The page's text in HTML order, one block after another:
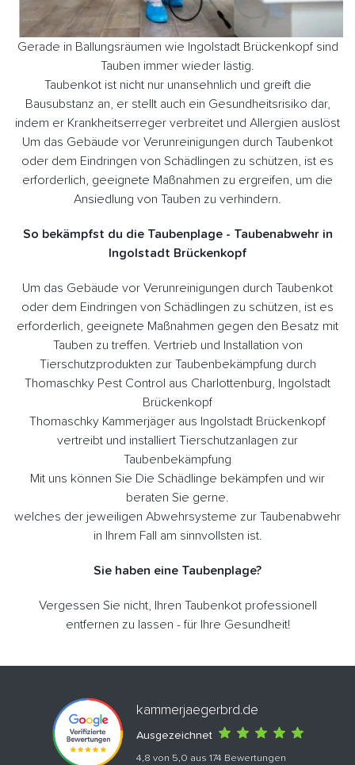
Gerade in Ballungsräumen wie Ingolstadt Brückenkopf sind
Tauben immer wieder lästig.
Taubenkot ist nicht nur unansehnlich und greift die
Bausubstanz an, er stellt auch ein Gesundheitsrisiko dar,
indem er Krankheitserreger verbreitet und Allergien auslöst
Um das Gebäude vor Verunreinigungen durch Taubenkot
oder dem Eindringen von Schädlingen zu schützen, ist es
erforderlich, geeignete Maßnahmen zu ergreifen, um die
Ansiedlung von Tauben zu verhindern.
So bekämpfst du die Taubenplage - Taubenabwehr in
Ingolstadt Brückenkopf
Um das Gebäude vor Verunreinigungen durch Taubenkot
oder dem Eindringen von Schädlingen zu schützen, ist es
erforderlich, geeignete Maßnahmen gegen den Besatz mit
Tauben zu treffen. Vertrieb und Installation von
Tierschutzprodukten zur Taubenbekämpfung durch
Thomaschky Pest Control aus Charlottenburg, Ingolstadt
Brückenkopf
Thomaschky Kammerjäger aus Ingolstadt Brückenkopf
vertreibt und installiert Tierschutzanlagen zur
Taubenbekämpfung
Mit uns können Sie Die Schädlinge bekämpfen und wir
beraten Sie gerne.
welches der jeweiligen Abwehrsysteme zur Taubenabwehr
in Ihrem Fall am sinnvollsten ist.
Sie haben eine Taubenplage?
Vergessen Sie nicht, Ihren Taubenkot professionell
entfernen zu lassen - für Ihre Gesundheit!
kammerjaegerbrd.de
Ausgezeichnet
4,8 von 5,0 aus 174 Bewertungen